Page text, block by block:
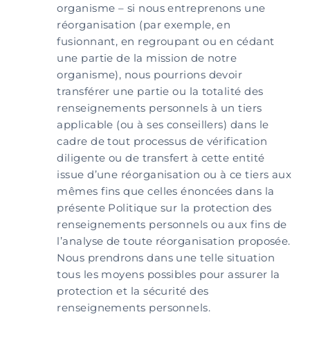
organisme – si nous entreprenons une
réorganisation (par exemple, en
fusionnant, en regroupant ou en cédant
une partie de la mission de notre
organisme), nous pourrions devoir
transférer une partie ou la totalité des
renseignements personnels à un tiers
applicable (ou à ses conseillers) dans le
cadre de tout processus de vérification
diligente ou de transfert à cette entité
issue d’une réorganisation ou à ce tiers aux
mêmes fins que celles énoncées dans la
présente Politique sur la protection des
renseignements personnels ou aux fins de
l’analyse de toute réorganisation proposée.
Nous prendrons dans une telle situation
tous les moyens possibles pour assurer la
protection et la sécurité des
renseignements personnels.